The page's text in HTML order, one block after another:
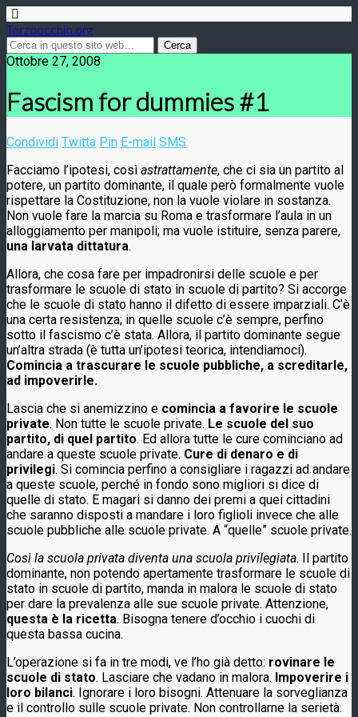
Terzoocchio.org
Ottobre 27, 2008
Fascism for dummies #1
Condividi Twitta Pin E-mail SMS
Facciamo l’ipotesi, così astrattamente, che ci sia un partito al
potere, un partito dominante, il quale però formalmente vuole
rispettare la Costituzione, non la vuole violare in sostanza.
Non vuole fare la marcia su Roma e trasformare l’aula in un
alloggiamento per manipoli; ma vuole istituire, senza parere,
una larvata dittatura.
Allora, che cosa fare per impadronirsi delle scuole e per
trasformare le scuole di stato in scuole di partito? Si accorge
che le scuole di stato hanno il difetto di essere imparziali. C’è
una certa resistenza; in quelle scuole c’è sempre, perfino
sotto il fascismo c’è stata. Allora, il partito dominante segue
un’altra strada (è tutta un’ipotesi teorica, intendiamoci).
Comincia a trascurare le scuole pubbliche, a screditarle,
ad impoverirle.
Lascia che si anemizzino e comincia a favorire le scuole
private. Non tutte le scuole private. Le scuole del suo
partito, di quel partito. Ed allora tutte le cure cominciano ad
andare a queste scuole private. Cure di denaro e di
privilegi. Si comincia perfino a consigliare i ragazzi ad andare
a queste scuole, perché in fondo sono migliori si dice di
quelle di stato. E magari si danno dei premi a quei cittadini
che saranno disposti a mandare i loro figlioli invece che alle
scuole pubbliche alle scuole private. A “quelle” scuole private.
Così la scuola privata diventa una scuola privilegiata. Il partito
dominante, non potendo apertamente trasformare le scuole di
stato in scuole di partito, manda in malora le scuole di stato
per dare la prevalenza alle sue scuole private. Attenzione,
questa è la ricetta. Bisogna tenere d’occhio i cuochi di
questa bassa cucina.
L’operazione si fa in tre modi, ve l’ho già detto: rovinare le
scuole di stato. Lasciare che vadano in malora. Impoverire i
loro bilanci. Ignorare i loro bisogni. Attenuare la sorveglianza
e il controllo sulle scuole private. Non controllarne la serietà.